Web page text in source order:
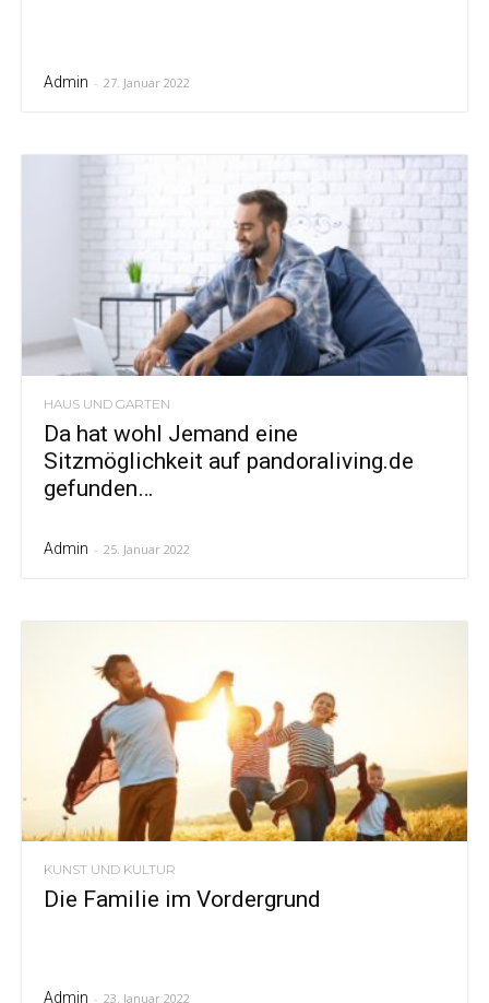
Admin - 27. Januar 2022
HAUS UND GARTEN
Da hat wohl Jemand eine
Sitzmöglichkeit auf pandoraliving.de
gefunden…
Admin - 25. Januar 2022
KUNST UND KULTUR
Die Familie im Vordergrund
Admin - 23. Januar 2022